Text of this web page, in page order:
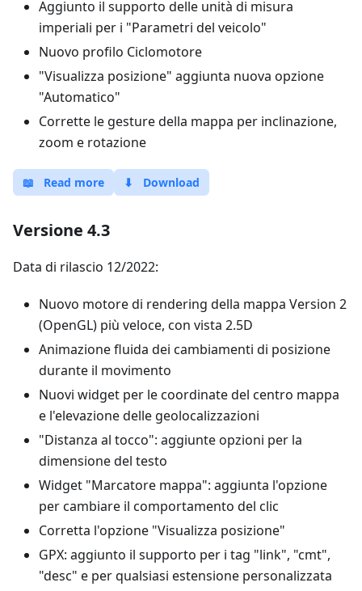
Aggiunto il supporto delle unità di misura
imperiali per i "Parametri del veicolo"
Nuovo profilo Ciclomotore
"Visualizza posizione" aggiunta nuova opzione
"Automatico"
Corrette le gesture della mappa per inclinazione,
zoom e rotazione
📖 Read more ⬇ Download
Versione 4.3
Data di rilascio 12/2022:
Nuovo motore di rendering della mappa Version 2
(OpenGL) più veloce, con vista 2.5D
Animazione fluida dei cambiamenti di posizione
durante il movimento
Nuovi widget per le coordinate del centro mappa
e l'elevazione delle geolocalizzazioni
"Distanza al tocco": aggiunte opzioni per la
dimensione del testo
Widget "Marcatore mappa": aggiunta l'opzione
per cambiare il comportamento del clic
Corretta l'opzione "Visualizza posizione"
GPX: aggiunto il supporto per i tag "link", "cmt",
"desc" e per qualsiasi estensione personalizzata